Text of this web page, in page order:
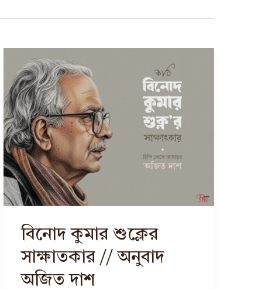
বিনোদ কুমার শুক্লের
সাক্ষাতকার // অনুবাদ
অজিত দাশ